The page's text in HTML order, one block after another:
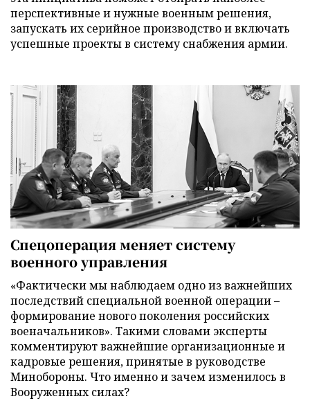
перспективные и нужные военным решения,
запускать их серийное производство и включать
успешные проекты в систему снабжения армии.
Спецоперация меняет систему
военного управления
«Фактически мы наблюдаем одно из важнейших
последствий специальной военной операции –
формирование нового поколения российских
военачальников». Такими словами эксперты
комментируют важнейшие организационные и
кадровые решения, принятые в руководстве
Минобороны. Что именно и зачем изменилось в
Вооруженных силах?